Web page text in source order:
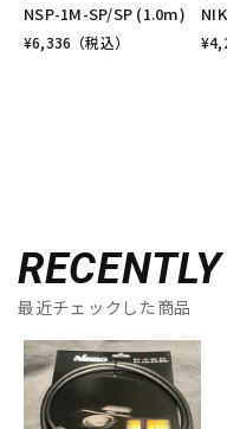
NSP-1M-SP/SP (1.0m)
¥6,336 （税込） ¥
最近チェックした商品